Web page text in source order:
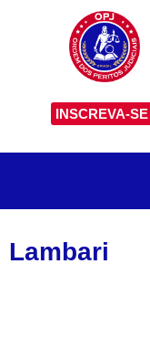
INSCREVA-SE
Lambari